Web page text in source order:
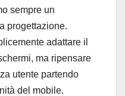
sempre un
progettazione.
adattare il
ma ripensare
utente partendo
del mobile.